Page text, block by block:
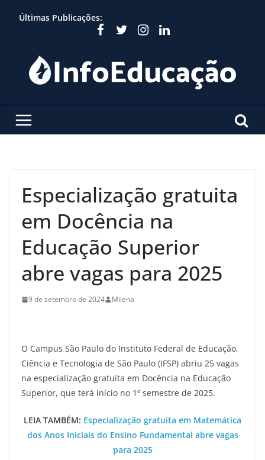
Últimas Publicações:
Especialização gratuita
em Docência na
Educação Superior
abre vagas para 2025
9 de setembro de 2024 Milena
O Campus São Paulo do Instituto Federal de Educação,
Ciência e Tecnologia de São Paulo (IFSP) abriu 25 vagas
na especialização gratuita em Docência na Educação
Superior, que terá início no 1º semestre de 2025.
LEIA TAMBÉM: Especialização gratuita em Matemática
dos Anos Iniciais do Ensino Fundamental abre vagas
para 2025